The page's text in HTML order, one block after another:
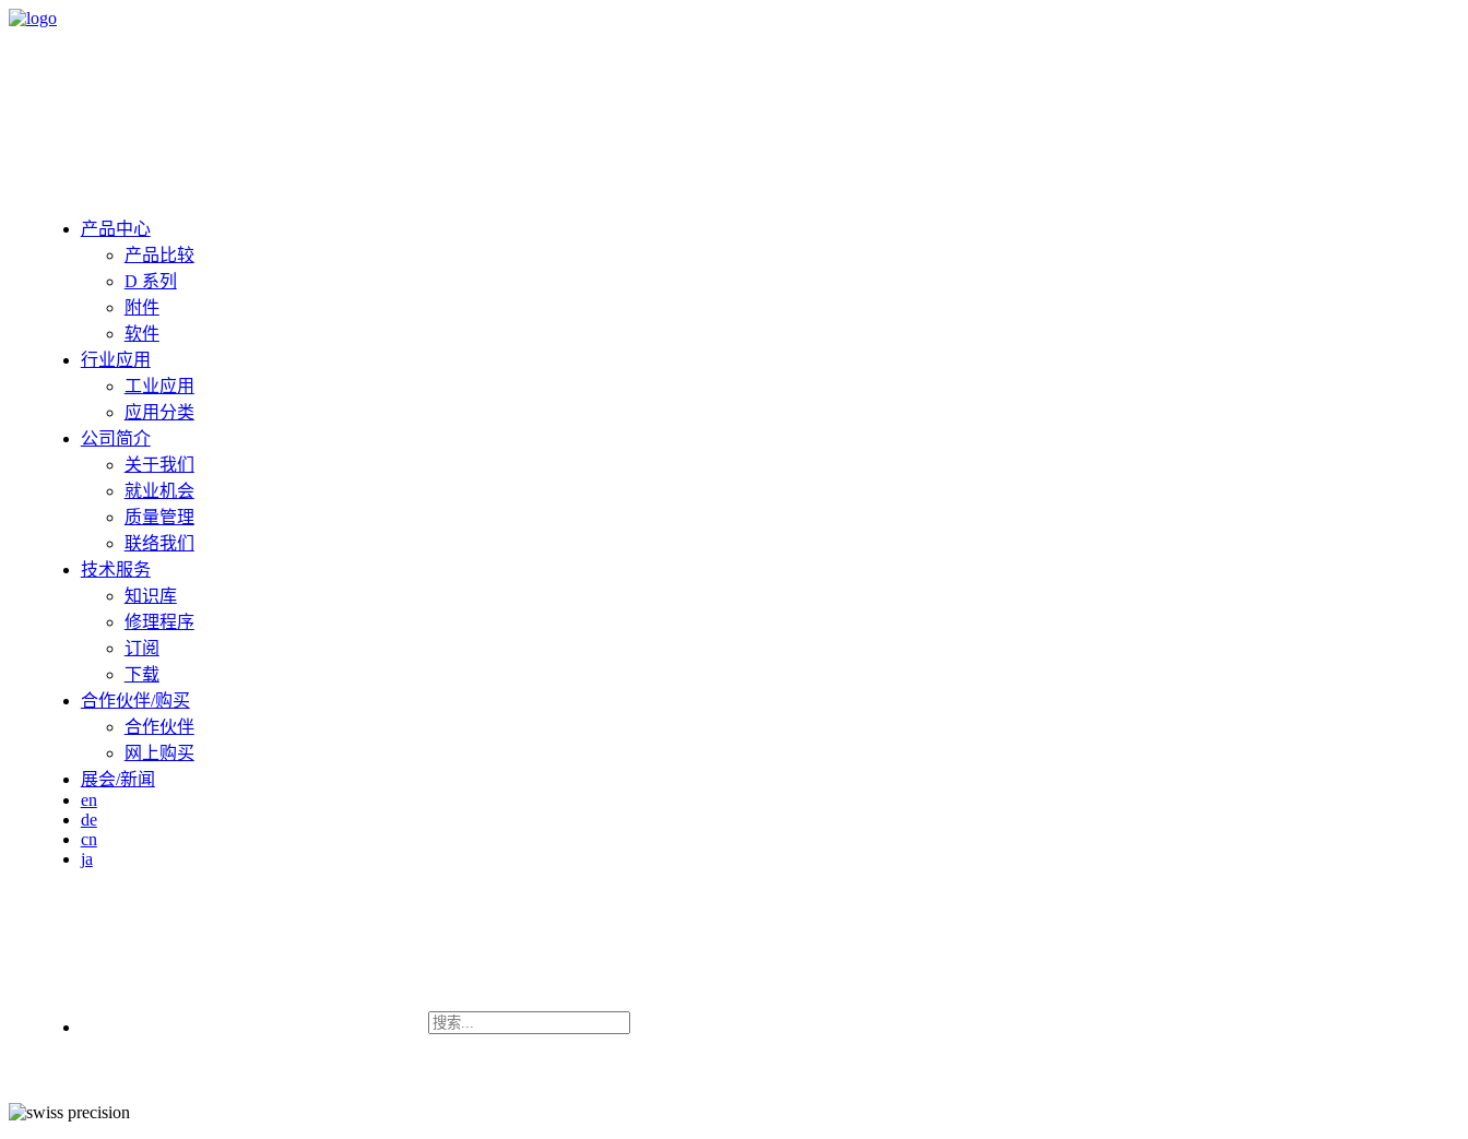
产品中心
产品比较
D 系列
附件
软件
行业应用
工业应用
应用分类
公司简介
关于我们
就业机会
质量管理
联络我们
技术服务
知识库
修理程序
订阅
下载
合作伙伴/购买
合作伙伴
网上购买
展会/新闻
en
de
cn
ja